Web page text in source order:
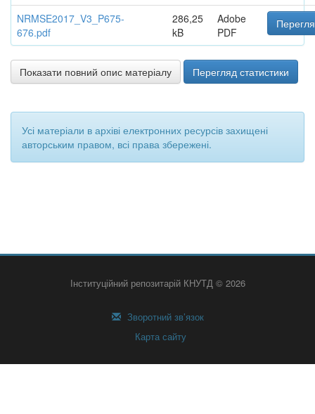
NRMSE2017_V3_P675-
676.pdf
286,25
kB
Adobe
PDF
Показати повний опис матеріалу Перегляд статистики
Усі матеріали в архіві електронних ресурсів захищені
авторським правом, всі права збережені.
Інституційний репозитарій КНУТД © 2026
Зворотний зв’язок
Карта сайту